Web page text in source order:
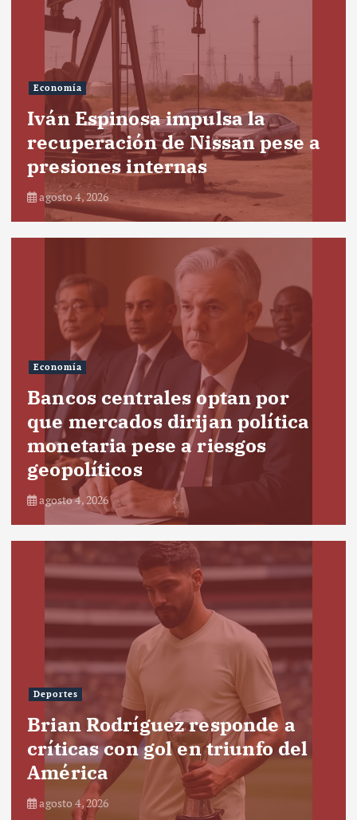
Economía
Iván Espinosa impulsa la
recuperación de Nissan pese a
presiones internas
agosto 4, 2026
Economía
Bancos centrales optan por
que mercados dirijan política
monetaria pese a riesgos
geopolíticos
agosto 4, 2026
Deportes
Brian Rodríguez responde a
críticas con gol en triunfo del
América
agosto 4, 2026